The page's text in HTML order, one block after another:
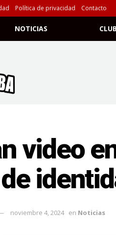
Política de privacidad Contacto
NOTICIAS
video
noviembre 4, 2024 en Noticias